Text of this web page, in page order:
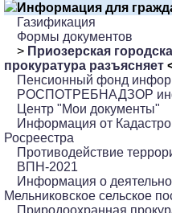
Информация для
Газификация
Формы документов
> Приозерская
прокуратура разъясняет
Пенсионный фонд
РОСПОТРЕБНАДЗОР
Центр "Мои документы"
Информация от
Росреестра
Противодействие
ВПН-2021
Информация о
Мельниковское сельское
Природоохранная